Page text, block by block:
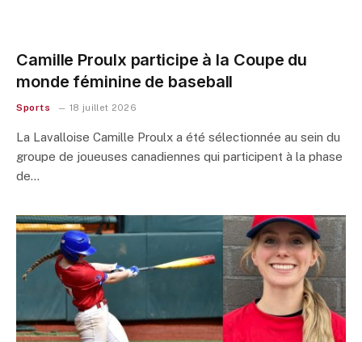
Camille Proulx participe à la Coupe du
monde féminine de baseball
Sports 18 juillet 2026
La Lavalloise Camille Proulx a été sélectionnée au sein du
groupe de joueuses canadiennes qui participent à la phase
de…